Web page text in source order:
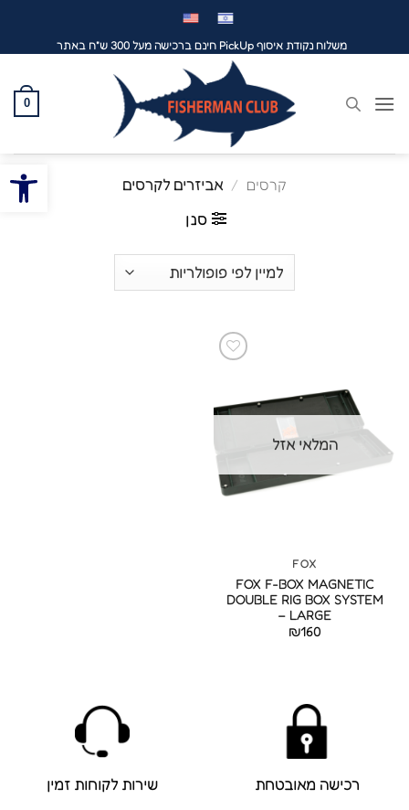
פתח
משלוח נקודת איסוף PickUp חינם ברכישה מעל 300 ש"ח באתר
0
קרסים / אביזרים לקרסים
סנן
המלאי אזל
FOX
FOX F-BOX MAGNETIC
DOUBLE RIG BOX SYSTEM
– LARGE
₪160
רכישה מאובטחת שירות לקוחות זמין